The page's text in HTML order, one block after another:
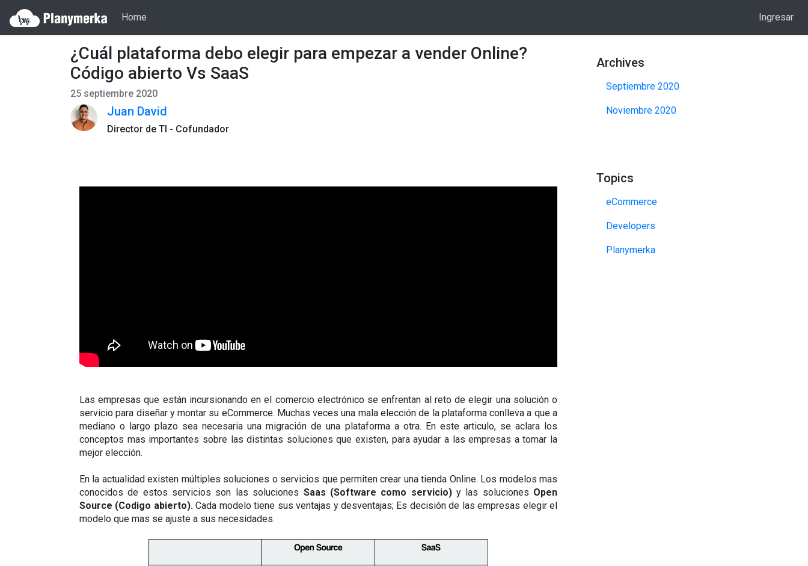
Home Ingresar
¿Cuál plataforma debo elegir para empezar a vender Online?
Código abierto Vs SaaS
25 septiembre 2020
Juan David
Director de TI - Cofundador
Las empresas que están incursionando en el comercio electrónico se enfrentan al reto de elegir una solución o
servicio para diseñar y montar su eCommerce. Muchas veces una mala elección de la plataforma conlleva a que a
mediano o largo plazo sea necesaria una migración de una plataforma a otra. En este articulo, se aclara los
conceptos mas importantes sobre las distintas soluciones que existen, para ayudar a las empresas a tomar la
mejor elección.
En la actualidad existen múltiples soluciones o servicios que permiten crear una tienda Online. Los modelos mas
conocidos de estos servicios son las soluciones Saas (Software como servicio) y las soluciones Open
Source (Codigo abierto). Cada modelo tiene sus ventajas y desventajas; Es decisión de las empresas elegir el
modelo que mas se ajuste a sus necesidades.
Archives
Septiembre 2020
Noviembre 2020
Topics
eCommerce
Developers
Planymerka